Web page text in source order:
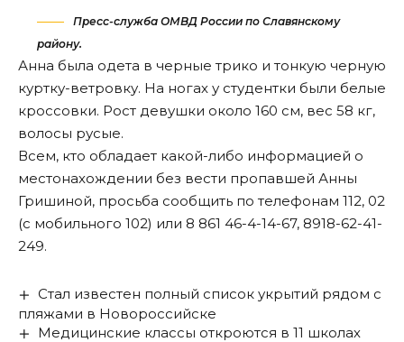
Пресс-служба ОМВД России по Славянскому
району.
Анна была одета в черные трико и тонкую черную
куртку-ветровку. На ногах у студентки были белые
кроссовки. Рост девушки около 160 см, вес 58 кг,
волосы русые.
Всем, кто обладает какой-либо информацией о
местонахождении без вести пропавшей Анны
Гришиной, просьба сообщить по телефонам 112, 02
(с мобильного 102) или 8 861 46-4-14-67, 8918-62-41-
249.
Стал известен полный список укрытий рядом с
пляжами в Новороссийске
Медицинские классы откроются в 11 школах